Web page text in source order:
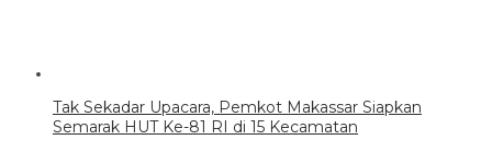
Tak Sekadar Upacara, Pemkot Makassar Siapkan
Semarak HUT Ke-81 RI di 15 Kecamatan